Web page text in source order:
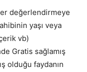
değerlendirmeye
yaşı veya
vb)
Gratis sağlamış
olduğu faydanın